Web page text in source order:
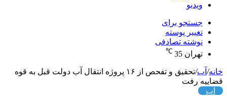
ویدیو
جستجو برای
تغییر پوسته
نوشته تصادفی
تهران 35
℃
خانه/ آب/
تحقیق و تفحص از ۱۶ پروژه انتقال آب دولت قبل به قوه
قضاییه رفت
آب